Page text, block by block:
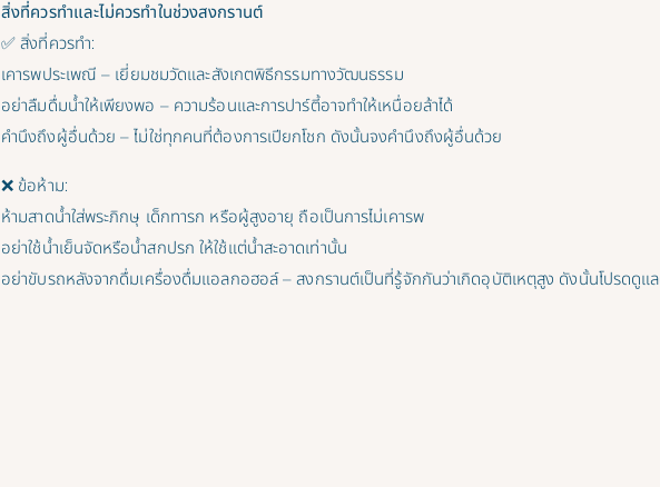
สิ่งที่ควรทำและไม่ควรทำในช่วงสงกรานต์
✅ สิ่งที่ควรทำ:
เคารพประเพณี – เยี่ยมชมวัดและสังเกตพิธีกรรมทางวัฒนธรรม
อย่าลืมดื่มน้ำให้เพียงพอ – ความร้อนและการปาร์ตี้อาจทำให้เหนื่อยล้าได้
คำนึงถึงผู้อื่นด้วย – ไม่ใช่ทุกคนที่ต้องการเปียกโชก ดังนั้นจงคำนึงถึงผู้อื่นด้วย
❌ ข้อห้าม:
ห้ามสาดน้ำใส่พระภิกษุ เด็กทารก หรือผู้สูงอายุ ถือเป็นการไม่เคารพ
อย่าใช้น้ำเย็นจัดหรือน้ำสกปรก ให้ใช้แต่น้ำสะอาดเท่านั้น
อย่าขับรถหลังจากดื่มเครื่องดื่มแอลกอฮอล์ – สงกรานต์เป็นที่รู้จักกันว่าเกิดอุบัติเหตุสูง ดังนั้นโปรดดูแล